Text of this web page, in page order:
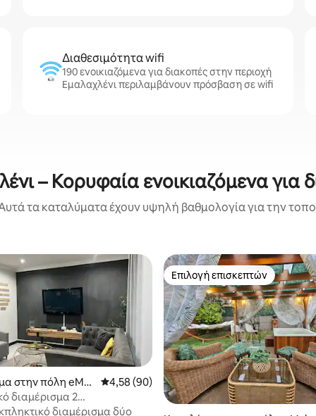
Διαθεσιμότητα wifi
190 ενοικιαζόμενα για διακοπές στην περιοχή
Εμαλαχλένι περιλαμβάνουν πρόσβαση σε wifi
– Κορυφαία ενοικιαζόμενα για
τα καταλύματα έχουν υψηλή βαθμολογία για την
5, 12 κριτικές
στην πόλη eMal
Μέση βαθμολογία: 4,58 στα 5, 90 κριτικές
4,58 (90)
διαμέρισμα 2
διαμέρισμα δύο
Επιλογή επισκεπτών
Επιλογή επισκεπτών